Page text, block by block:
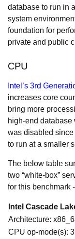
database to run in
system
foundation for
private and public
CPU
Intel’s 3rd
increases core
bring more
high-end
was disabled
to run at a smaller
The below table
two “white-box”
for this benchmark -
Intel Cascade
Architecture:
CPU op-mode(s):